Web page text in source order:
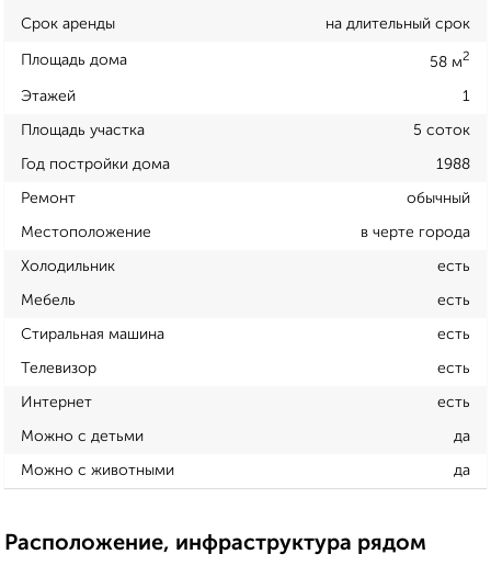
Срок аренды на длительный срок
Площадь дома 58 м2
Этажей 1
Площадь участка 5 соток
Год постройки дома 1988
Ремонт обычный
Местоположение в черте города
Холодильник есть
Мебель есть
Стиральная машина есть
Телевизор есть
Интернет есть
Можно с детьми да
Можно с животными да
Расположение, инфраструктура рядом